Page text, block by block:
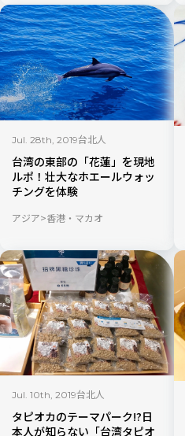
Jul. 28th, 2019台北人
台湾の東部の「花蓮」を現地
ルポ！壮大なホエールウォッ
チングを体験
アジア 香港・マカオ
Jul. 10th, 2019台北人
タピオカのテーマパーク!?日
本人が知らない「台湾タピオ